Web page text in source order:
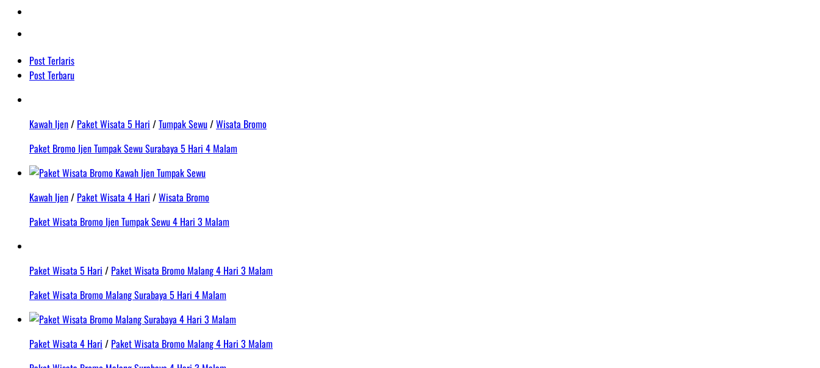
Post Terlaris
Post Terbaru
Kawah Ijen/ Paket Wisata 5 Hari /Tumpak Sewu/Wisata Bromo
Paket Bromo Ijen Tumpak Sewu Surabaya 5 Hari 4 Malam
Kawah Ijen/ Paket Wisata 4 Hari /Wisata Bromo
Paket Wisata Bromo Ijen Tumpak Sewu 4 Hari 3 Malam
Paket Wisata 5 Hari / Paket Wisata Bromo Malang 4 Hari 3 Malam
Paket Wisata Bromo Malang Surabaya 5 Hari 4 Malam
Paket Wisata 4 Hari / Paket Wisata Bromo Malang 4 Hari 3 Malam